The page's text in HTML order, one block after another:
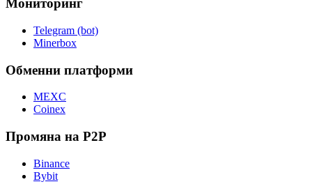
Мониторинг
Telegram (bot)
Minerbox
Обменни платформи
MEXC
Coinex
Промяна на P2P
Binance
Bybit